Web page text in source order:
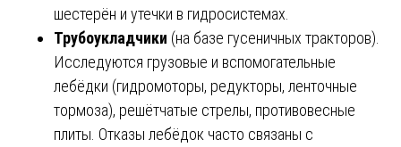
шестерён и утечки в гидросистемах.
Трубоукладчики (на базе гусеничных тракторов).
Исследуются грузовые и вспомогательные
лебёдки (гидромоторы, редукторы, ленточные
тормоза), решётчатые стрелы, противовесные
плиты. Отказы лебёдок часто связаны с